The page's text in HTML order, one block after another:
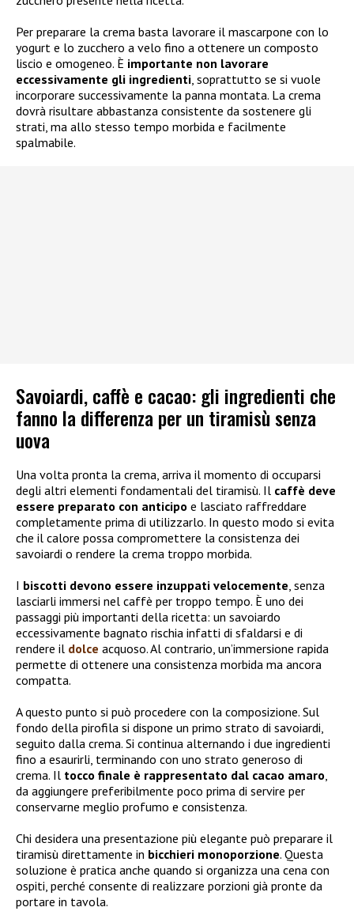
Per preparare la crema basta lavorare il mascarpone con lo
yogurt e lo zucchero a velo fino a ottenere un composto
liscio e omogeneo. È importante non lavorare
eccessivamente gli ingredienti , soprattutto se si vuole
incorporare successivamente la panna montata. La crema
dovrà risultare abbastanza consistente da sostenere gli
strati, ma allo stesso tempo morbida e facilmente
spalmabile.
Savoiardi, caffè e cacao: gli ingredienti che
fanno la differenza per un tiramisù senza
uova
Una volta pronta la crema, arriva il momento di occuparsi
degli altri elementi fondamentali del tiramisù. Il caffè deve
essere preparato con anticipo e lasciato raffreddare
completamente prima di utilizzarlo. In questo modo si evita
che il calore possa compromettere la consistenza dei
savoiardi o rendere la crema troppo morbida.
I biscotti devono essere inzuppati velocemente, senza
lasciarli immersi nel caffè per troppo tempo. È uno dei
passaggi più importanti della ricetta: un savoiardo
eccessivamente bagnato rischia infatti di sfaldarsi e di
rendere il dolce acquoso. Al contrario, un’immersione rapida
permette di ottenere una consistenza morbida ma ancora
compatta.
A questo punto si può procedere con la composizione. Sul
fondo della pirofila si dispone un primo strato di savoiardi,
seguito dalla crema. Si continua alternando i due ingredienti
fino a esaurirli, terminando con uno strato generoso di
crema. Il tocco finale è rappresentato dal cacao amaro,
da aggiungere preferibilmente poco prima di servire per
conservarne meglio profumo e consistenza.
Chi desidera una presentazione più elegante può preparare il
tiramisù direttamente in bicchieri monoporzione. Questa
soluzione è pratica anche quando si organizza una cena con
ospiti, perché consente di realizzare porzioni già pronte da
portare in tavola.